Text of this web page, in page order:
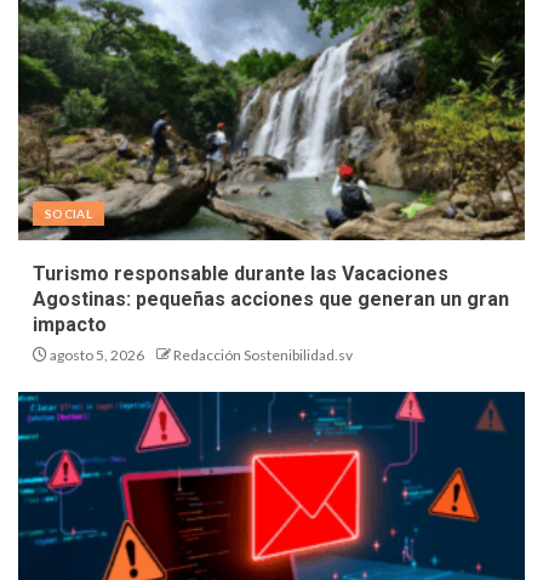
SOCIAL
Turismo responsable durante las Vacaciones
Agostinas: pequeñas acciones que generan un gran
impacto
agosto 5, 2026 Redacción Sostenibilidad.sv